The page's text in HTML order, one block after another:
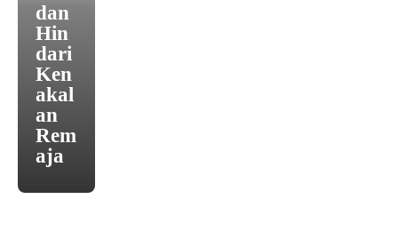
dan
Hin
dari
Ken
akal
an
Rem
aja